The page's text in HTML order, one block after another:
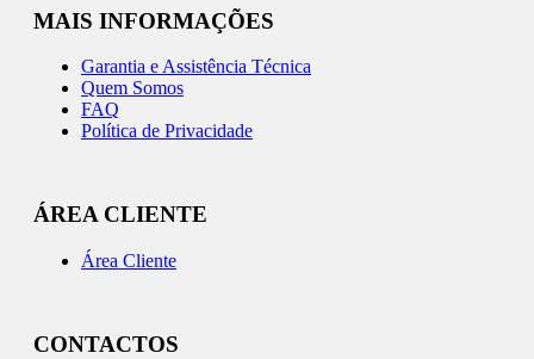
MAIS INFORMAÇÕES
Garantia e Assistência Técnica
Quem Somos
FAQ
Política de Privacidade
ÁREA CLIENTE
Área Cliente
CONTACTOS